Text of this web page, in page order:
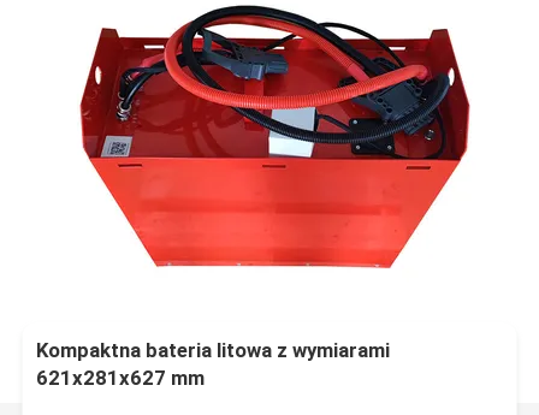
Kompaktna bateria litowa z wymiarami
621x281x627 mm